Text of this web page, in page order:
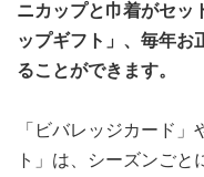
ニカップと巾着がセッ
ップギフト」、毎年お
ることができます。
「ビバレッジカード
ト」は、シーズンご